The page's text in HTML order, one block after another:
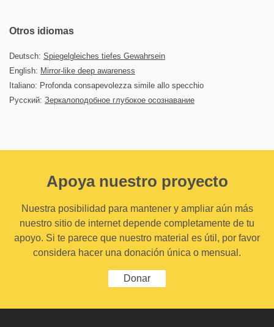
Otros idiomas
Deutsch: Spiegelgleiches tiefes Gewahrsein
English: Mirror-like deep awareness
Italiano: Profonda consapevolezza simile allo specchio
Русский: Зеркалоподобное глубокое осознавание
Apoya nuestro proyecto
Nuestra posibilidad para mantener y ampliar aún más
nuestro sitio de internet depende completamente de tu
apoyo. Si te parece que nuestro material es útil, por favor
considera hacer una donación única o mensual.
Donar